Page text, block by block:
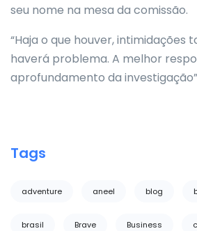
seu nome na mesa da comissão.
“Haja o que houver, intimidações
haverá problema. A melhor
aprofundamento da
Tags
adventure aneel blog
brasil Brave Business